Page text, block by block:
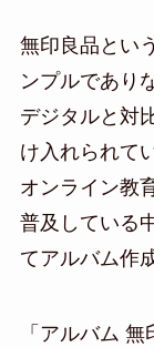
無印良品とい
ンプルであり
デジタルと対
け入れられて
オンライン教
普及している
てアルバム作
「アルバム